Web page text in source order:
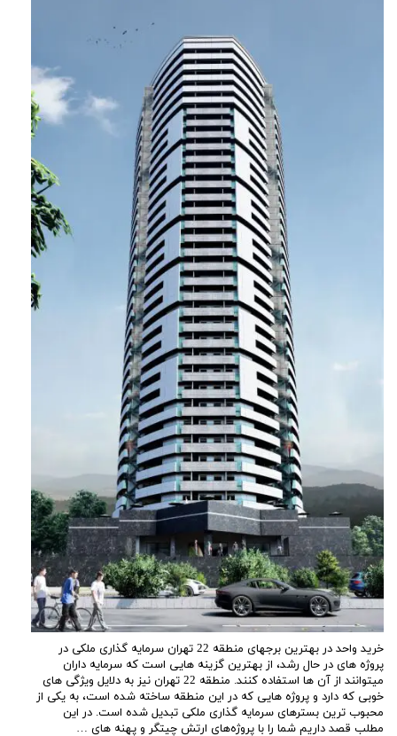
خرید واحد در بهترین برج‎های منطقه 22 تهران سرمایه‎ گذاری ملکی در
پروژه ‏های در حال رشد، از بهترین گزینه ‎هایی است که سرمایه ‎داران
می‎توانند از آن‎ ها استفاده کنند. منطقه 22 تهران نیز به دلایل ویژگی‏ های
خوبی که دارد و پروژه ‎هایی که در این منطقه ساخته شده است، به یکی از
محبوب‏ ترین بسترهای سرمایه‎ گذاری ملکی تبدیل شده است. در این
مطلب قصد داریم شما را با پروژه‌های ارتش چیتگر و پهنه های …